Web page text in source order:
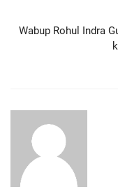
Wabup Rohul Indra